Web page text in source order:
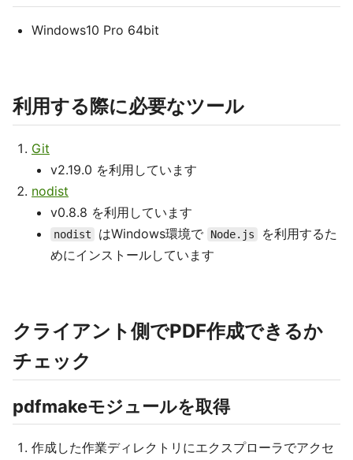
Windows10 Pro 64bit
利用する際に必要なツール
Git
v2.19.0 を利用しています
nodist
v0.8.8 を利用しています
nodist はWindows環境で Node.js
を利用するた
めにインストールしています
クライアント側でPDF作成できるか
チェック
pdfmakeモジュールを取得
作成した作業ディレクトリにエクスプローラでアクセ